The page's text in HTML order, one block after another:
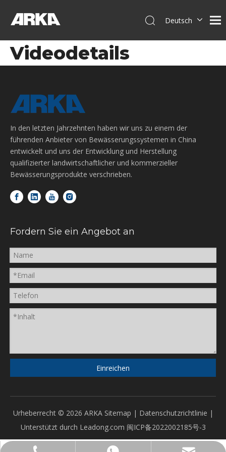
Deutsch
العربية
Italiano
Videodetails
In den letzten Jahrzehnten haben wir uns zu einem der
führenden Anbieter von Bewässerungssystemen in China
entwickelt und uns der Entwicklung und Herstellung
qualifizierter landwirtschaftlicher und kommerzieller
Bewässerungsprodukte verschrieben.
Fordern Sie ein Angebot an
Einreichen
Urheberrecht © 2026 ARKA Sitemap | Datenschutzrichtlinie |
Unterstützt durch Leadong.com 闽ICP备2022002185号-3